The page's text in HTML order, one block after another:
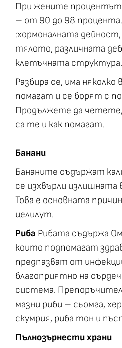
При жените процентът
– от 90 до 98
:хормоналната
тялото, различната
клетъчната структура.
Разбира се, има няколко
помагат и се борят с
Продължете да четете,
са те и как помагат.
Банани
Бананите съдържат
се изхвърли излишната
Това е основната
целилут.
Риба Рибата съдържа
които подпомагат
предпазват от
благоприятно на
система.
мазни риби – сьомга,
скумрия, риба тон и
Пълнозърнести храни